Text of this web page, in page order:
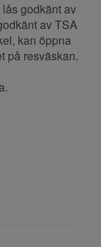
godkänt av
av TSA
kan öppna
på resväskan.